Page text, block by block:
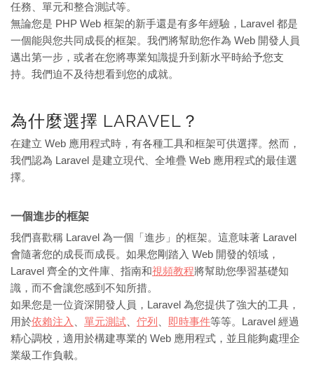
任務、單元和整合測試等。
無論您是 PHP Web 框架的新手還是有多年經驗，Laravel 都是
一個能與您共同成長的框架。我們將幫助您作為 Web 開發人員
邁出第一步，或者在您將專業知識提升到新水平時給予您支
持。我們迫不及待想看到您的成就。
為什麼選擇 LARAVEL？
在建立 Web 應用程式時，有各種工具和框架可供選擇。然而，
我們認為 Laravel 是建立現代、全堆疊 Web 應用程式的最佳選
擇。
一個進步的框架
我們喜歡稱 Laravel 為一個「進步」的框架。這意味著 Laravel
會隨著您的成長而成長。如果您剛踏入 Web 開發的領域，
Laravel 齊全的文件庫、指南和視頻教程將幫助您學習基礎知
識，而不會讓您感到不知所措。
如果您是一位資深開發人員，Laravel 為您提供了強大的工具，
用於依賴注入 單元測試 佇列 即時事件等等。Laravel 經過
精心調校，適用於構建專業的 Web 應用程式，並且能夠處理企
業級工作負載。